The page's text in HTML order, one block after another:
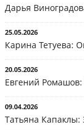
Дарья
25.05.2026
Карина Тетуева:
20.05.2026
Евгений
09.04.2026
Татьяна